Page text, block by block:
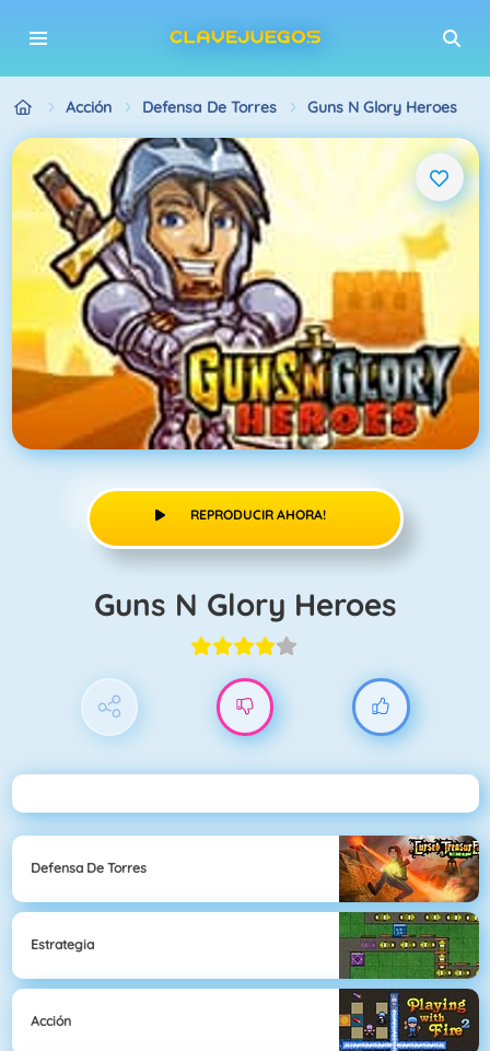
Acción Defensa De Torres Guns N Glory Heroes
REPRODUCIR AHORA!
Guns N Glory Heroes
Defensa De Torres
Estrategia
Acción